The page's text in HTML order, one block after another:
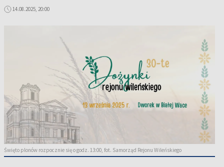
14.08.2025, 20:00
Święto plonów rozpocznie się o godz. 13:00, fot. Samorząd Rejonu Wileńskiego